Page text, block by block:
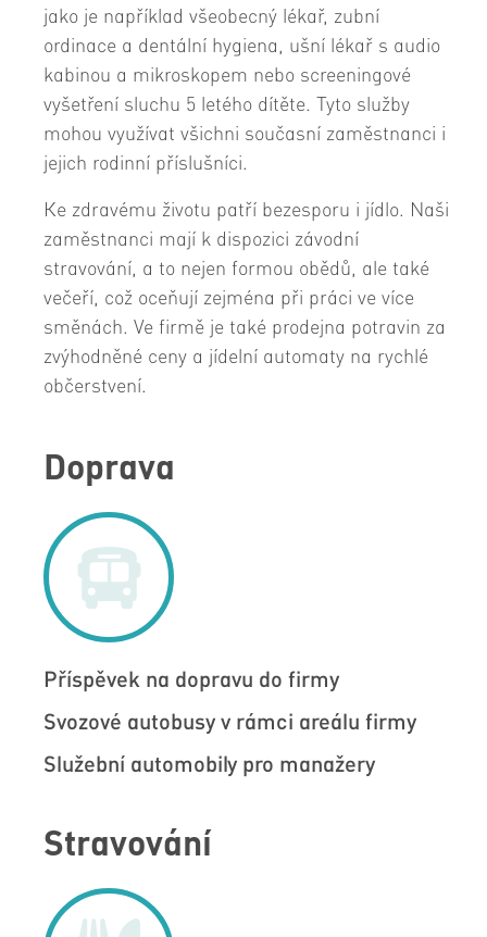
jako je například všeobecný lékař, zubní
ordinace a dentální hygiena, ušní lékař s audio
kabinou a mikroskopem nebo screeningové
vyšetření sluchu 5 letého dítěte. Tyto služby
mohou využívat všichni současní zaměstnanci i
jejich rodinní příslušníci.
Ke zdravému životu patří bezesporu i jídlo. Naši
zaměstnanci mají k dispozici závodní
stravování, a to nejen formou obědů, ale také
večeří, což oceňují zejména při práci ve více
směnách. Ve firmě je také prodejna potravin za
zvýhodněné ceny a jídelní automaty na rychlé
občerstvení.
Doprava
Příspěvek na dopravu do firmy
Svozové autobusy v rámci areálu firmy
Služební automobily pro manažery
Stravování